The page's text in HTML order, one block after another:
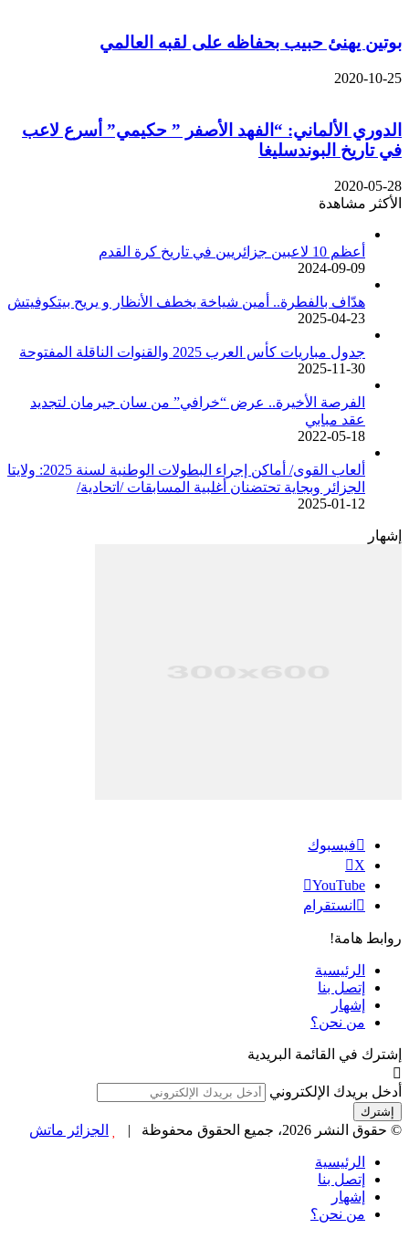
بوتين يهنئ حبيب بحفاظه على لقبه العالمي
2020-10-25
الدوري الألماني: “الفهد الأصفر ” حكيمي” أسرع لاعب
في تاريخ البوندسليغا
2020-05-28
الأكثر مشاهدة
أعظم 10 لاعبين جزائريين في تاريخ كرة القدم
2024-09-09
هدّاف بالفطرة.. أمين شياخة يخطف الأنظار و يريح بيتكوفيتش
2025-04-23
جدول مباريات كأس العرب 2025 والقنوات الناقلة المفتوحة
2025-11-30
الفرصة الأخيرة.. عرض “خرافي” من سان جيرمان لتجديد
عقد مبابي
2022-05-18
ألعاب القوى/ أماكن إجراء البطولات الوطنية لسنة 2025: ولايتا
الجزائر وبجاية تحتضنان أغلبية المسابقات /اتحادية/
2025-01-12
إشهار
فيسبوك
‫X
‫YouTube
انستقرام
روابط هامة!
الرئيسية
إتصل بنا
إشهار
من نحن؟
إشترك في القائمة البريدية
أدخل بريدك الإلكتروني
© حقوق النشر 2026، جميع الحقوق محفوظة | الجزائر ماتش
الرئيسية
إتصل بنا
إشهار
من نحن؟